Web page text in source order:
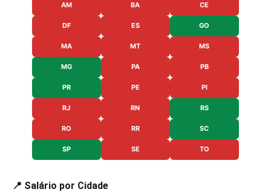
AM BA CE
DF ES GO
MA MT MS
MG PA PB
PR PE PI
RJ RN RS
RO RR SC
SP SE TO
📍 Salário por Cidade